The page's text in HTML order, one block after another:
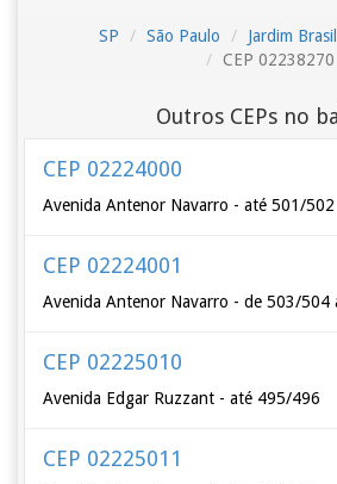
SP São Paulo
Jardim
CEP 02238270
Outros CEPs no
CEP 02224000
Avenida Antenor Navarro - até 501/502
CEP 02224001
Avenida Antenor Navarro - de 503/504
CEP 02225010
Avenida Edgar Ruzzant - até 495/496
CEP 02225011